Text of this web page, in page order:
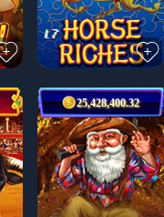
25,428,400.32